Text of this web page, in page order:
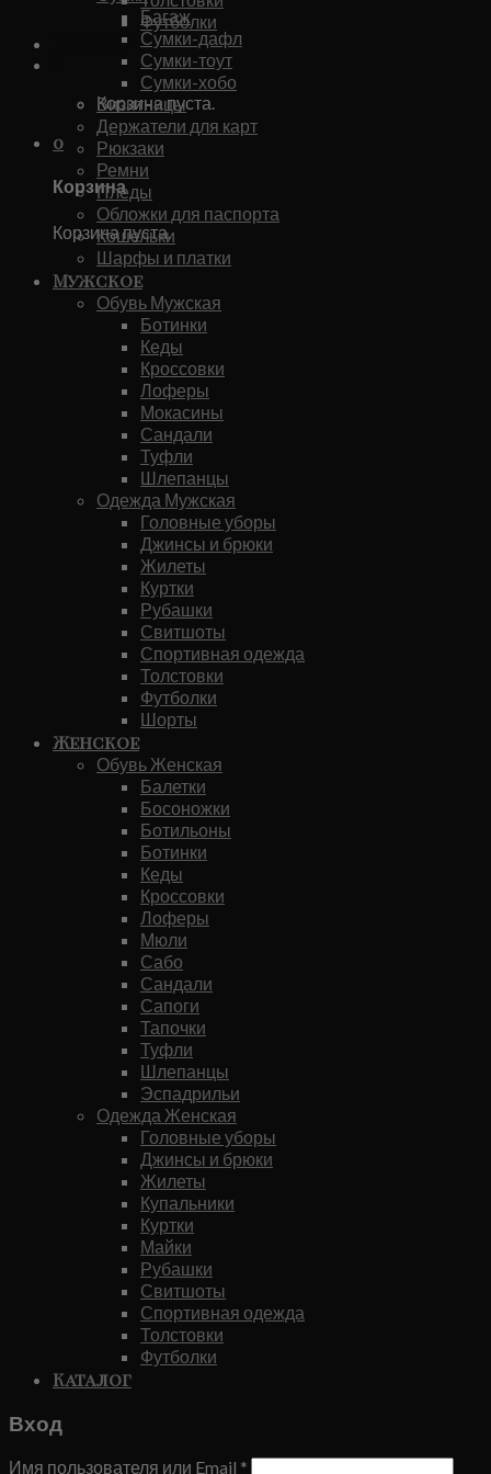
Футболки
Каталог
Корзина пуста.
0
Корзина
Корзина пуста.
Багаж
Сумки-дафл
Сумки-тоут
Сумки-хобо
Визитницы
Держатели для карт
Рюкзаки
Ремни
Пледы
Обложки для паспорта
Кошельки
Шарфы и платки
Мужское
Обувь Мужская
Ботинки
Кеды
Кроссовки
Лоферы
Мокасины
Сандали
Туфли
Шлепанцы
Одежда Мужская
Головные уборы
Джинсы и брюки
Жилеты
Куртки
Рубашки
Свитшоты
Спортивная одежда
Толстовки
Футболки
Шорты
Женское
Обувь Женская
Балетки
Босоножки
Ботильоны
Ботинки
Кеды
Кроссовки
Лоферы
Мюли
Сабо
Сандали
Сапоги
Тапочки
Туфли
Шлепанцы
Эспадрильи
Одежда Женская
Головные уборы
Джинсы и брюки
Жилеты
Купальники
Куртки
Майки
Рубашки
Свитшоты
Спортивная одежда
Толстовки
Футболки
Каталог
Вход
Имя пользователя или Email *